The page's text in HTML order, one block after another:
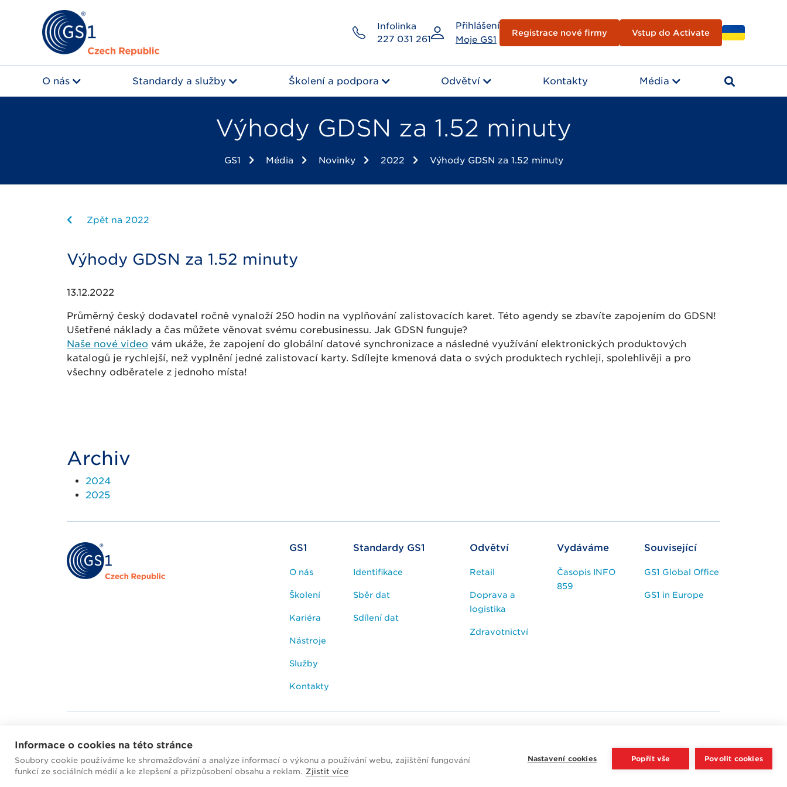
Infolinka
227 031 261
Přihlášení
Moje GS1
Registrace nové firmy Vstup do Activate
O nás Standardy a služby Školení a podpora Odvětví Kontakty Média
Výhody GDSN za 1.52 minuty
GS1 Média Novinky 2022 Výhody GDSN za 1.52 minuty
Zpět na 2022
Výhody GDSN za 1.52 minuty
13.12.2022
Průměrný český dodavatel ročně vynaloží 250 hodin na vyplňování zalistovacích karet. Této agendy se zbavíte zapojením do GDSN!
Ušetřené náklady a čas můžete věnovat svému corebusinessu. Jak GDSN funguje?
Naše nové video vám ukáže, že zapojení do globální datové synchronizace a následné využívání elektronických produktových
katalogů je rychlejší, než vyplnění jedné zalistovací karty. Sdílejte kmenová data o svých produktech rychleji, spolehlivěji a pro
všechny odběratele z jednoho místa!
Archiv
2024
2025
GS1
O nás
Školení
Kariéra
Nástroje
Služby
Kontakty
Standardy GS1
Identifikace
Sběr dat
Sdílení dat
Odvětví
Retail
Doprava a
logistika
Zdravotnictví
Vydáváme
Časopis INFO
859
Související
GS1 Global Office
GS1 in Europe
2026 © GS1 Czech Republic
Informace o cookies na této stránce
Soubory cookie používáme ke shromažďování a analýze informací o výkonu a používání webu, zajištění fungování
funkcí ze sociálních médií a ke zlepšení a přizpůsobení obsahu a reklam. Zjistit více
Nastavení cookies Popřít vše Povolit cookies